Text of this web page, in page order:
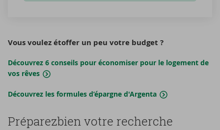
Vous voulez étoffer un peu votre budget ?
Découvrez 6 conseils pour économiser pour le logement de
vos rêves
Découvrez les formules d’épargne d'Argenta
Pré­pa­rez­bien votre re­cherche